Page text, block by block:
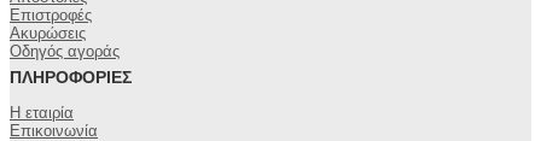
Επιστροφές
Ακυρώσεις
Οδηγός αγοράς
ΠΛΗΡΟΦΟΡΊΕΣ
Η εταιρία
Επικοινωνία